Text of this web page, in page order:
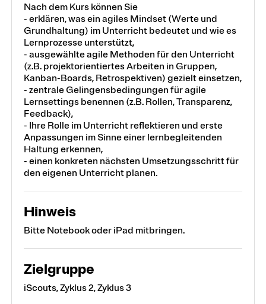
Nach dem Kurs können Sie
- erklären, was ein agiles Mindset (Werte und
Grundhaltung) im Unterricht bedeutet und wie es
Lernprozesse unterstützt,
- ausgewählte agile Methoden für den Unterricht
(z.B. projektorientiertes Arbeiten in Gruppen,
Kanban-Boards, Retrospektiven) gezielt einsetzen,
- zentrale Gelingensbedingungen für agile
Lernsettings benennen (z.B. Rollen, Transparenz,
Feedback),
- Ihre Rolle im Unterricht reflektieren und erste
Anpassungen im Sinne einer lernbegleitenden
Haltung erkennen,
- einen konkreten nächsten Umsetzungsschritt für
den eigenen Unterricht planen.
Hinweis
Bitte Notebook oder iPad mitbringen.
Zielgruppe
iScouts, Zyklus 2, Zyklus 3